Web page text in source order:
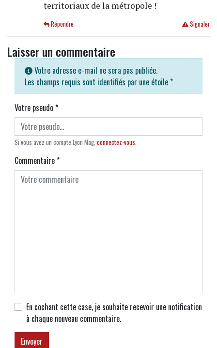
territoriaux de la métropole !
Signaler
Répondre
Laisser un commentaire
Votre adresse e-mail ne sera pas publiée.
Les champs requis sont identifiés par une étoile *
Votre pseudo*
Si vous avez un compte Lyon Mag, connectez-vous.
Commentaire*
En cochant cette case, je souhaite recevoir une notification
à chaque nouveau commentaire.